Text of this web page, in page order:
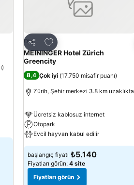
)
Paylaş
Favorilerime ekle
Otel
MEININGER Hotel Zürich
Greencity
8,4 Çok iyi (17.750 misafir puanı)
Zürih, Şehir merkezi 3.8 km uzaklıkta
Ücretsiz kablosuz internet
Otopark
Evcil hayvan kabul edilir
başlangıç fiyatı ₺5.140
Fiyatları görün: 4 site
Fiyatları görün